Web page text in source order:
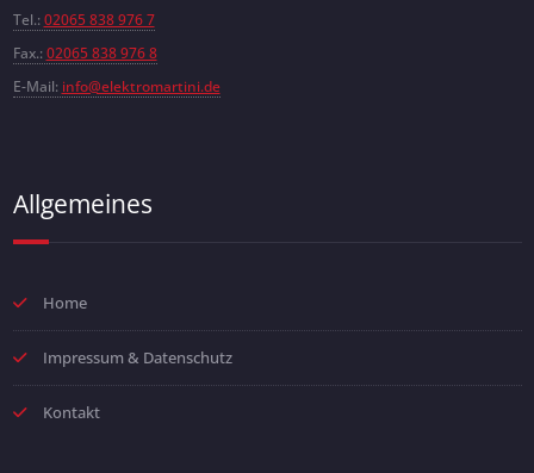
Tel.: 02065 838 976 7
Fax.: 02065 838 976 8
E-Mail: info@elektromartini.de
Allgemeines
Home
Impressum & Datenschutz
Kontakt